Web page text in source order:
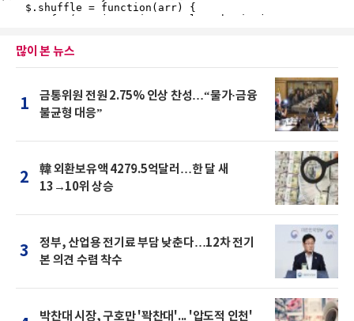
많이 본 뉴스
1
금통위원 전원 2.75% 인상 찬성…“물가·금융
불균형 대응”
2
韓 외환보유액 4279.5억달러…한 달 새
13→10위 상승
3
정부, 산업용 전기료 부담 낮춘다…12차 전기
본 의견 수렴 착수
박찬대 시장, 구호만 '꽉찬대'... '압도적 인천'